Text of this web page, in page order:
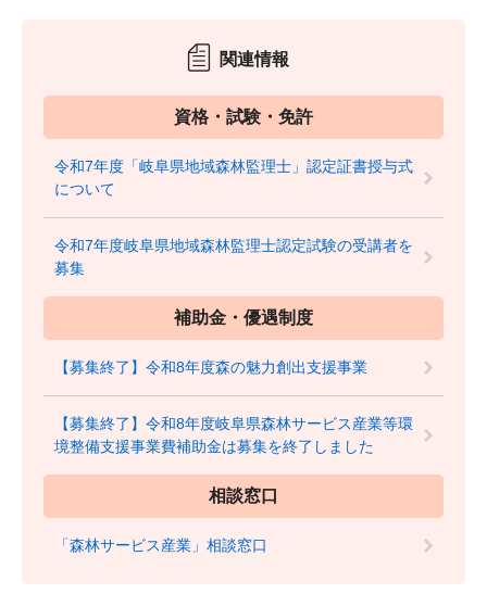
関連情報
資格・試験・免許
令和7年度「岐阜県地域森林監理士」認定証書授与式
について
令和7年度岐阜県地域森林監理士認定試験の受講者を
募集
補助金・優遇制度
【募集終了】令和8年度森の魅力創出支援事業
【募集終了】令和8年度岐阜県森林サービス産業等環
境整備支援事業費補助金は募集を終了しました
相談窓口
「森林サービス産業」相談窓口